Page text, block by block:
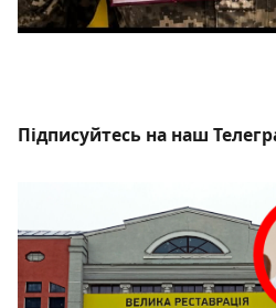
Підписуйтесь на наш